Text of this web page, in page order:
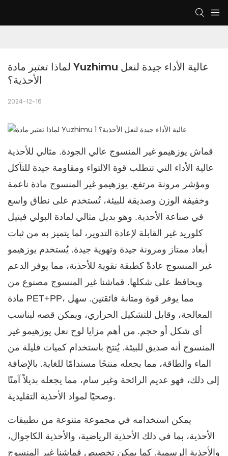
لماذا تعتبر مادة Yuzhimu عالية الأداء جيدة لنعل
الأحذية؟
2024-12-16
قماش يوزهيمو غير المنسوج عالي الجودة. مثالي للأحذية
عالية الأداء التي تتطلب قوة الالتواء ومقاومة جيدة للتآكل
ومؤشر مرونة مرتفع. يوزهيمو غير المنسوج مادة ناعمة
وخفيفة الوزن وصديقة للبيئة، تُستخدم على نطاق واسع
في صناعة الأحذية. وهو بديل مثالي لمادة البولي فينيل
كلوريد غير القابلة لإعادة التدوير، لما يتميز به من ثبات
أبعاد ممتاز ومرونة جيدة وتهوية جيدة. يُستخدم يوزهيمو
غير المنسوج عادةً كطبقة تقوية للأحذية، مما يوفر الدعم
ويحافظ على شكلها. قماشنا غير المنسوج مصنوع من
مادة PET+PP، مما يوفر قوة ومتانة فائقتين. سهل
المعالجة، وقابل للتشكيل الحراري، ويمكن قصه ليناسب
أي شكل أو حجم. من أهم مزايا لوح نعل يوزهيمو غير
المنسوج أنه صديق للبيئة. يُنتج باستخدام كميات قليلة من
الماء والطاقة، مما يجعله منتجًا مستدامًا للغاية. بالإضافة
إلى ذلك، فهو عديم الرائحة وغير سام، مما يجعله بديلاً آمنًا
وصحيًا لمواد الأحذية التقليدية.
يمكن استخدامه في مجموعة متنوعة من تطبيقات
الأحذية، بما في ذلك الأحذية الرياضية، والأحذية الكاجوال،
والأحذية الرسمية. كما يمكن تخصيص قماشنا غير المنسوج